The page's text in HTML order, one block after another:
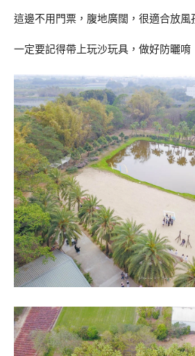
這邊不用門票，腹地廣闊，很適合放風
一定要記得帶上玩沙玩具，做好防曬唷